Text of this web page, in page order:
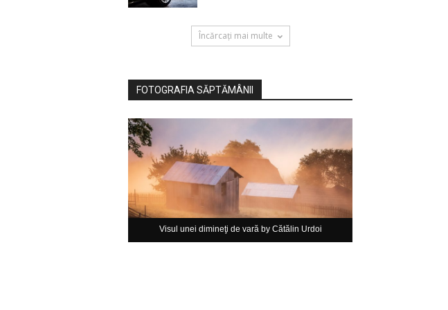
Încărcați mai multe
FOTOGRAFIA SĂPTĂMÂNII
Visul unei dimineţi de vară by Cătălin Urdoi